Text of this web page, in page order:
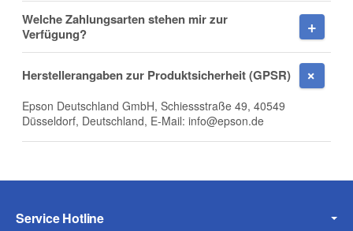
Firma
E-Mail
Welche Zahlungsarten stehen mir zur
Verfügung?
Herstellerangaben zur Produktsicherheit (GPSR)
Epson Deutschland GmbH, Schiessstraße 49, 40549
Düsseldorf, Deutschland, E-Mail: info@epson.de
Service Hotline